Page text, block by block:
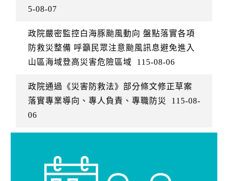
5-08-07
政院嚴密監控白海豚颱風動向 盤點落實各項
防救災整備 呼籲民眾注意颱風訊息避免進入
山區海域登高災害危險區域
115-08-06
政院通過《災害防救法》部分條文修正草案
落實專業導向、專人負責、專職防災
115-08-
06